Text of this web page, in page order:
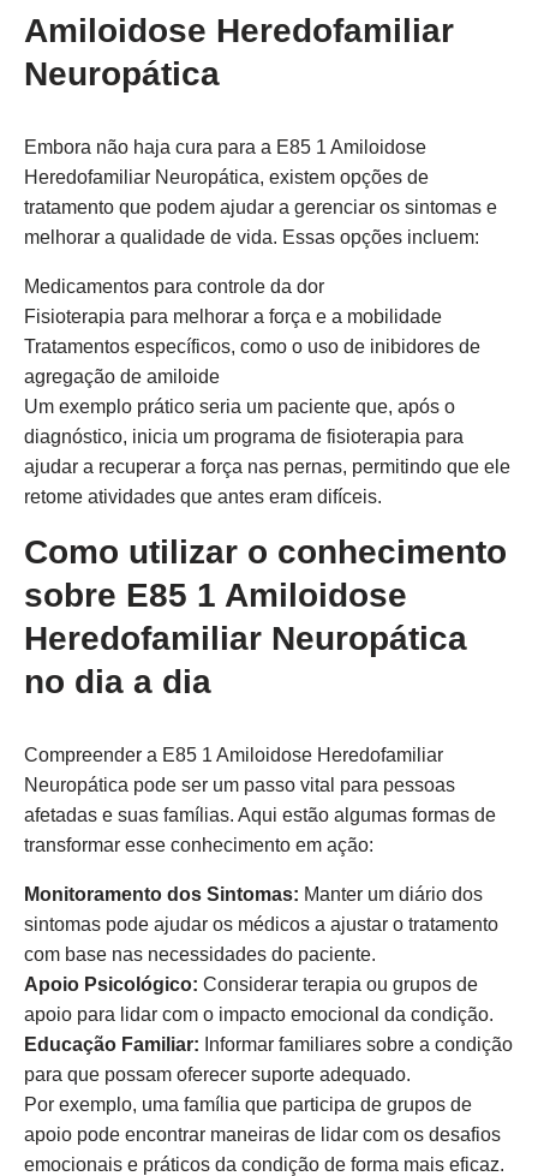
Amiloidose Heredofamiliar
Neuropática
Embora não haja cura para a E85 1 Amiloidose
Heredofamiliar Neuropática, existem opções de
tratamento que podem ajudar a gerenciar os sintomas e
melhorar a qualidade de vida. Essas opções incluem:
Medicamentos para controle da dor
Fisioterapia para melhorar a força e a mobilidade
Tratamentos específicos, como o uso de inibidores de
agregação de amiloide
Um exemplo prático seria um paciente que, após o
diagnóstico, inicia um programa de fisioterapia para
ajudar a recuperar a força nas pernas, permitindo que ele
retome atividades que antes eram difíceis.
Como utilizar o conhecimento
sobre E85 1 Amiloidose
Heredofamiliar Neuropática
no dia a dia
Compreender a E85 1 Amiloidose Heredofamiliar
Neuropática pode ser um passo vital para pessoas
afetadas e suas famílias. Aqui estão algumas formas de
transformar esse conhecimento em ação:
Monitoramento dos Sintomas: Manter um diário dos
sintomas pode ajudar os médicos a ajustar o tratamento
com base nas necessidades do paciente.
Apoio Psicológico: Considerar terapia ou grupos de
apoio para lidar com o impacto emocional da condição.
Educação Familiar: Informar familiares sobre a condição
para que possam oferecer suporte adequado.
Por exemplo, uma família que participa de grupos de
apoio pode encontrar maneiras de lidar com os desafios
emocionais e práticos da condição de forma mais eficaz.